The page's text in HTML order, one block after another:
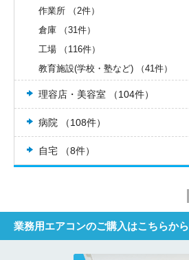
作業所 （2件）
倉庫 （31件）
工場 （116件）
教育施設(学校・塾など) （41件）
理容店・美容室 （104件）
病院 （108件）
自宅 （8件）
業務用エアコンのご購入はこちらから